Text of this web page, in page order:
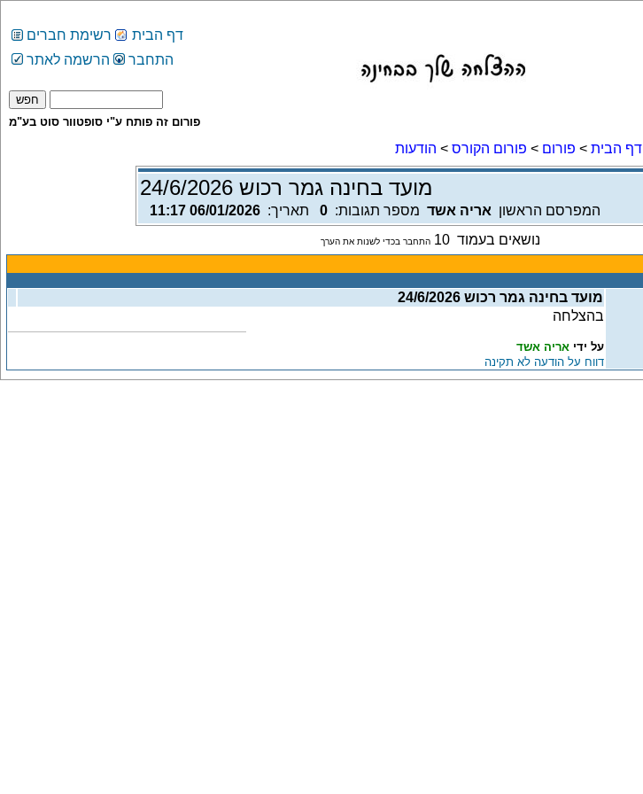
רשימת חברים
דף הבית
הרשמה לאתר
התחבר
פורום זה פותח ע"י סופטוור סוט בע"מ
דף הבית > פורום > פורום הקורס > הודעות
מועד בחינה גמר רכוש 24/6/2026
תאריך:06/01/2026 11:17 מספר תגובות:0 המפרסם הראשון אריה אשד
נושאים בעמוד 10 התחבר בכדי לשנות את הערך
מועד בחינה גמר רכוש 24/6/2026
בהצלחה
על ידי אריה אשד
דווח על הודעה לא תקינה